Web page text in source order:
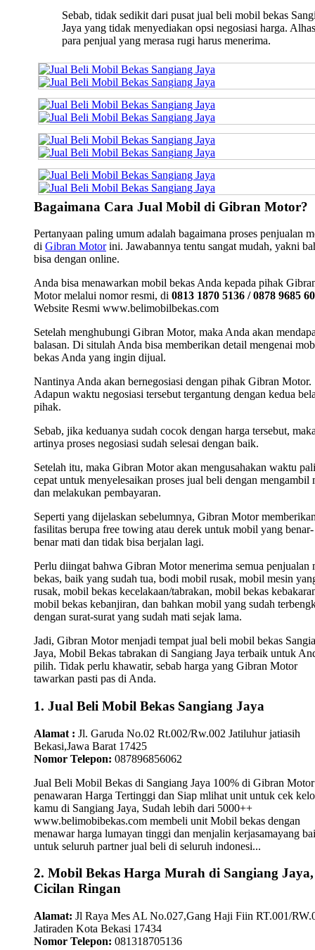
Sebab, tidak sedikit dari pusat jual beli mobil bekas
Jaya yang tidak menyediakan opsi negosiasi harga.
para penjual yang merasa rugi harus menerima.
Bagaimana Cara Jual Mobil di Gibran Motor?
Pertanyaan paling umum adalah bagaimana proses penjualan
di Gibran Motorini. Jawabannya tentu sangat mudah, yakni
bisa dengan online.
Anda bisa menawarkan mobil bekas Anda kepada pihak
Motor melalui nomor resmi, di 0813 1870 5136 / 0878 9685
Website Resmi www.belimobilbekas.com
Setelah menghubungi Gibran Motor, maka Anda akan
balasan. Di situlah Anda bisa memberikan detail mengenai
bekas Anda yang ingin dijual.
Nantinya Anda akan bernegosiasi dengan pihak Gibran Motor.
Adapun waktu negosiasi tersebut tergantung dengan kedua
pihak.
Sebab, jika keduanya sudah cocok dengan harga tersebut,
artinya proses negosiasi sudah selesai dengan baik.
Setelah itu, maka Gibran Motor akan mengusahakan waktu
cepat untuk menyelesaikan proses jual beli dengan mengambil
dan melakukan pembayaran.
Seperti yang dijelaskan sebelumnya, Gibran Motor
fasilitas berupa free towing atau derek untuk mobil yang benar-
benar mati dan tidak bisa berjalan lagi.
Perlu diingat bahwa Gibran Motor menerima semua penjualan
bekas, baik yang sudah tua, bodi mobil rusak, mobil mesin
rusak, mobil bekas kecelakaan/tabrakan, mobil bekas
mobil bekas kebanjiran, dan bahkan mobil yang sudah
dengan surat-surat yang sudah mati sejak lama.
Jadi, Gibran Motor menjadi tempat jual beli mobil bekas
Jaya, Mobil Bekas tabrakan di Sangiang Jaya terbaik untuk
pilih. Tidak perlu khawatir, sebab harga yang Gibran Motor
tawarkan pasti pas di Anda.
1. Jual Beli Mobil Bekas Sangiang Jaya
Alamat : Jl. Garuda No.02 Rt.002/Rw.002 Jatiluhur jatiasih
Bekasi,Jawa Barat 17425
Nomor Telepon: 087896856062
Jual Beli Mobil Bekas di Sangiang Jaya 100% di Gibran Motor
penawaran Harga Tertinggi dan Siap mlihat unit untuk cek
kamu di Sangiang Jaya, Sudah lebih dari 5000++
www.belimobibekas.com membeli unit Mobil bekas dengan
menawar harga lumayan tinggi dan menjalin kerjasamayang
untuk seluruh partner jual beli di seluruh indonesi...
2. Mobil Bekas Harga Murah di Sangiang Jaya,
Cicilan Ringan
Alamat: Jl Raya Mes AL No.027,Gang Haji Fiin RT.001/
Jatiraden Kota Bekasi 17434
Nomor Telepon: 081318705136